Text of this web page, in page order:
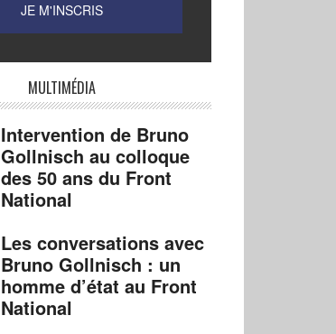
MULTIMÉDIA
Intervention de Bruno
Gollnisch au colloque
des 50 ans du Front
National
Les conversations avec
Bruno Gollnisch : un
homme d’état au Front
National